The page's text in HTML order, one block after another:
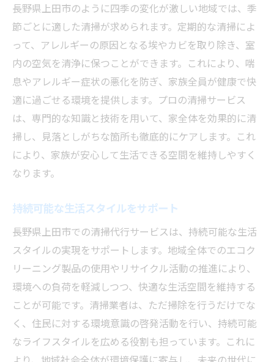
パートナーと役割分担するコツ
長期プランでコストを抑える
健康で快適な住環境を保つための清掃代行活用
法
清潔な空間がもたらす健康効果
アレルゲン対策としての定期清掃
季節の変わり目に必要な清掃
室内空気を清浄に保つテクニック
長野県上田市のように四季の変化が激しい地域では、季
節ごとに適した清掃が求められます。定期的な清掃によ
って、アレルギーの原因となる埃やカビを取り除き、室
内の空気を清浄に保つことができます。これにより、喘
息やアレルギー症状の悪化を防ぎ、家族全員が健康で快
適に過ごせる環境を提供します。プロの清掃サービス
は、専門的な知識と技術を用いて、家全体を効果的に清
掃し、見落としがちな箇所も徹底的にケアします。これ
により、家族が安心して生活できる空間を維持しやすく
なります。
持続可能な生活スタイルをサポート
長野県上田市での清掃代行サービスは、持続可能な生活
スタイルの実現をサポートします。地域全体でのエコク
リーニング製品の使用やリサイクル活動の推進により、
環境への負荷を軽減しつつ、快適な生活空間を維持する
ことが可能です。清掃業者は、ただ掃除を行うだけでな
く、住民に対する環境意識の啓発活動を行い、持続可能
なライフスタイルを広める役割も担っています。これに